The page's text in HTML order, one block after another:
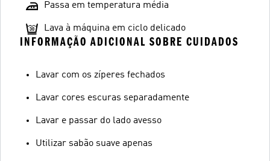
Passa em temperatura média
Lava à máquina em ciclo delicado
INFORMAÇÃO ADICIONAL SOBRE CUIDADOS
Lavar com os zíperes fechados
Lavar cores escuras separadamente
Lavar e passar do lado avesso
Utilizar sabão suave apenas